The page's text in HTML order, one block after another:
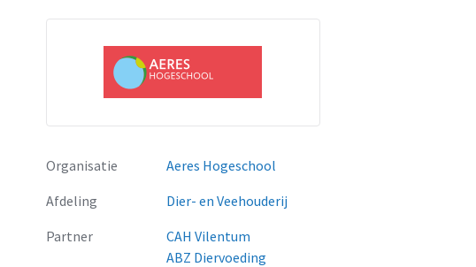
Organisatie
Aeres Hogeschool
Afdeling
Dier- en Veehouderij
Partner
CAH Vilentum
ABZ Diervoeding